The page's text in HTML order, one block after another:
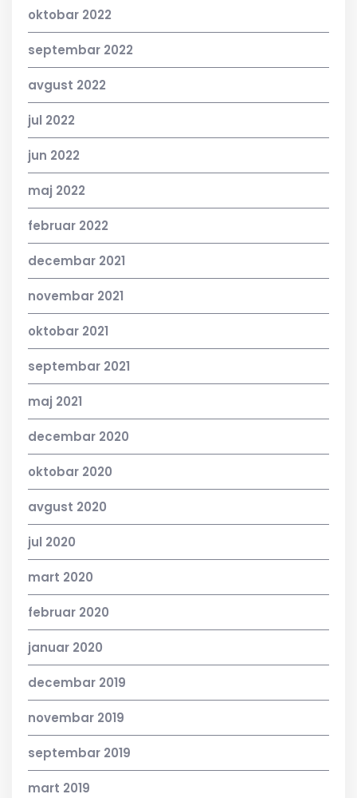
oktobar 2022
septembar 2022
avgust 2022
jul 2022
jun 2022
maj 2022
februar 2022
decembar 2021
novembar 2021
oktobar 2021
septembar 2021
maj 2021
decembar 2020
oktobar 2020
avgust 2020
jul 2020
mart 2020
februar 2020
januar 2020
decembar 2019
novembar 2019
septembar 2019
mart 2019